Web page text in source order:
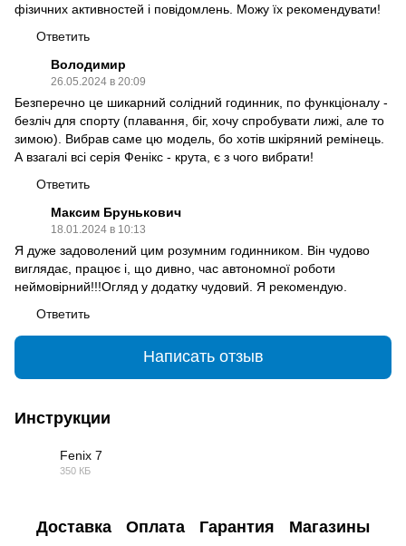
фізичних активностей і повідомлень. Можу їх рекомендувати!
Ответить
Володимир
26.05.2024 в 20:09
Безперечно це шикарний солідний годинник, по функціоналу -
безліч для спорту (плавання, біг, хочу спробувати лижі, але то
зимою). Вибрав саме цю модель, бо хотів шкіряний ремінець.
А взагалі всі серія Фенікс - крута, є з чого вибрати!
Ответить
Максим Брунькович
18.01.2024 в 10:13
Я дуже задоволений цим розумним годинником. Він чудово
виглядає, працює і, що дивно, час автономної роботи
неймовірний!!!Огляд у додатку чудовий. Я рекомендую.
Ответить
Написать отзыв
Инструкции
Fenix 7
350 КБ
Доставка Оплата Гарантия Магазины